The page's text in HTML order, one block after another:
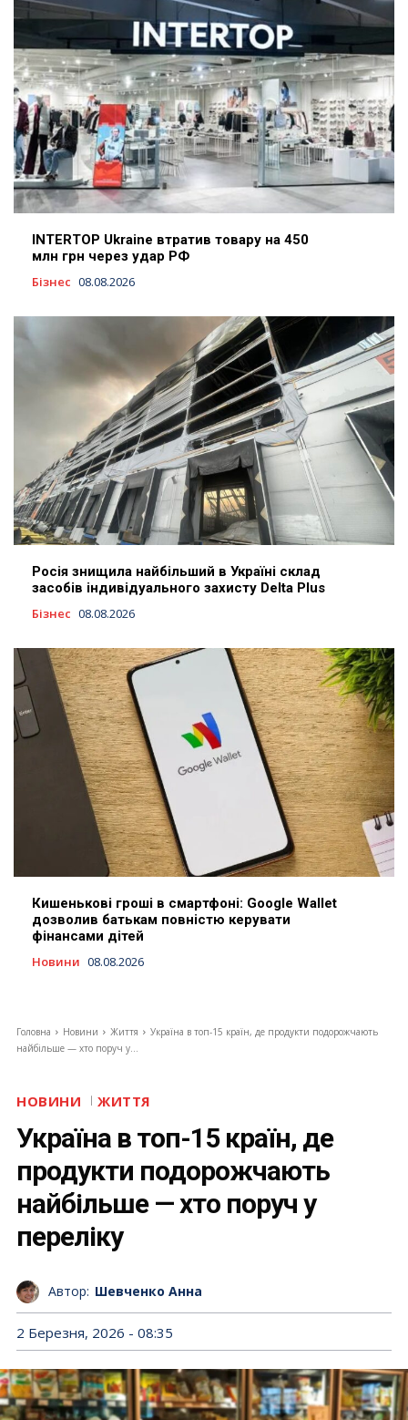
INTERTOP Ukraine втратив товару на 450
млн грн через удар РФ
Бізнес 08.08.2026
Росія знищила найбільший в Україні склад
засобів індивідуального захисту Delta Plus
Бізнес 08.08.2026
Кишенькові гроші в смартфоні: Google Wallet
дозволив батькам повністю керувати
фінансами дітей
Новини 08.08.2026